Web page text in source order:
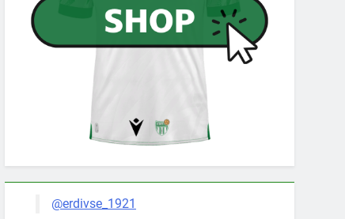
@erdivse_1921